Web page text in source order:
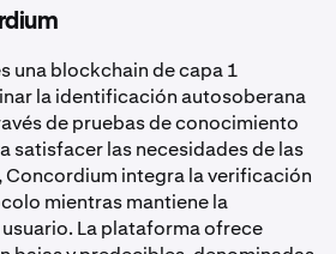
una blockchain de capa 1
la identificación autosoberana
de pruebas de conocimiento
satisfacer las necesidades de las
Concordium integra la verificación
mientras mantiene la
La plataforma ofrece